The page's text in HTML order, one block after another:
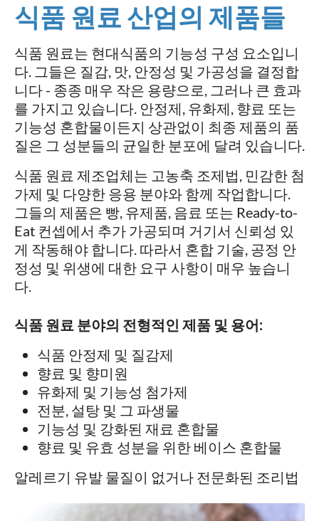
식품 원료 산업의 제품들
식품 원료는 현대식품의 기능성 구성 요소입니
다. 그들은 질감, 맛, 안정성 및 가공성을 결정합
니다 - 종종 매우 작은 용량으로, 그러나 큰 효과
를 가지고 있습니다. 안정제, 유화제, 향료 또는
기능성 혼합물이든지 상관없이 최종 제품의 품
질은 그 성분들의 균일한 분포에 달려 있습니다.
식품 원료 제조업체는 고농축 조제법, 민감한 첨
가제 및 다양한 응용 분야와 함께 작업합니다.
그들의 제품은 빵, 유제품, 음료 또는 Ready-to-
Eat 컨셉에서 추가 가공되며 거기서 신뢰성 있
게 작동해야 합니다. 따라서 혼합 기술, 공정 안
정성 및 위생에 대한 요구 사항이 매우 높습니
다.
식품 원료 분야의 전형적인 제품 및 용어:
식품 안정제 및 질감제
향료 및 향미원
유화제 및 기능성 첨가제
전분, 설탕 및 그 파생물
기능성 및 강화된 재료 혼합물
향료 및 유효 성분을 위한 베이스 혼합물
알레르기 유발 물질이 없거나 전문화된 조리법